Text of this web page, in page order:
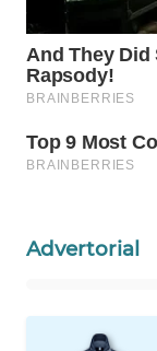
Advertorial
WAHANA
KONSUMEN
WAHANA
WAHANA
WAHANA
WAHANANEWS